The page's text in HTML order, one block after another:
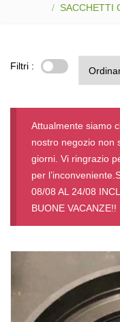
SACCHETTI
Filtri :
Attualmente siamo
nostro negozio non
giorni. Vi ringrazio
per
08/08 AL 24/08
BUONE VACANZE!!